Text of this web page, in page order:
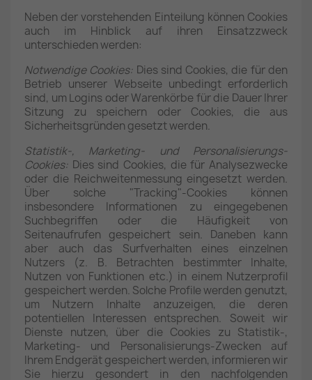
Neben der vorstehenden Einteilung können Cookies
auch im Hinblick auf ihren Einsatzzweck
unterschieden werden:
Notwendige Cookies: Dies sind Cookies, die für den
Betrieb unserer Webseite unbedingt erforderlich
sind, um Logins oder Warenkörbe für die Dauer Ihrer
Sitzung zu speichern oder Cookies, die aus
Sicherheitsgründen gesetzt werden.
Statistik-, Marketing- und Personalisierungs-
Cookies: Dies sind Cookies, die für Analysezwecke
oder die Reichweitenmessung eingesetzt werden.
Über solche "Tracking"-Cookies können
insbesondere Informationen zu eingegebenen
Suchbegriffen oder die Häufigkeit von
Seitenaufrufen gespeichert sein. Daneben kann
aber auch das Surfverhalten eines einzelnen
Nutzers (z. B. Betrachten bestimmter Inhalte,
Nutzen von Funktionen etc.) in einem Nutzerprofil
gespeichert werden. Solche Profile werden genutzt,
um Nutzern Inhalte anzuzeigen, die deren
potentiellen Interessen entsprechen. Soweit wir
Dienste nutzen, über die Cookies zu Statistik-,
Marketing- und Personalisierungs-Zwecken auf
Ihrem Endgerät gespeichert werden, informieren wir
Sie hierzu gesondert in den nachfolgenden